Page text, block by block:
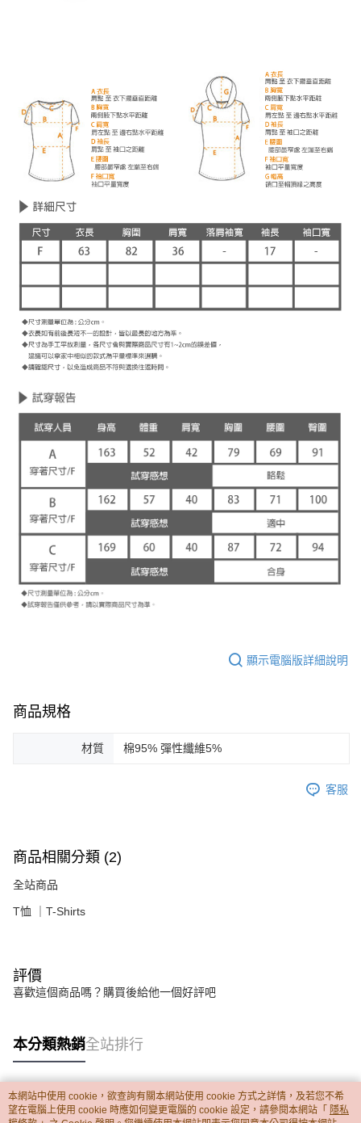
顯示電腦版詳細說明
商品規格
材質 棉95% 彈性纖維5%
客服
商品相關分類 (2)
全站商品
T恤 ｜T-Shirts
評價
喜歡這個商品嗎？購買後給他一個好評吧
本分類熱銷全站排行
熱門標籤
本網站中使用 cookie，欲查詢有關本網站使用 cookie 方式之詳情，及若您不希
望在電腦上使用 cookie 時應如何變更電腦的 cookie 設定，請參閱本網站「 隱私